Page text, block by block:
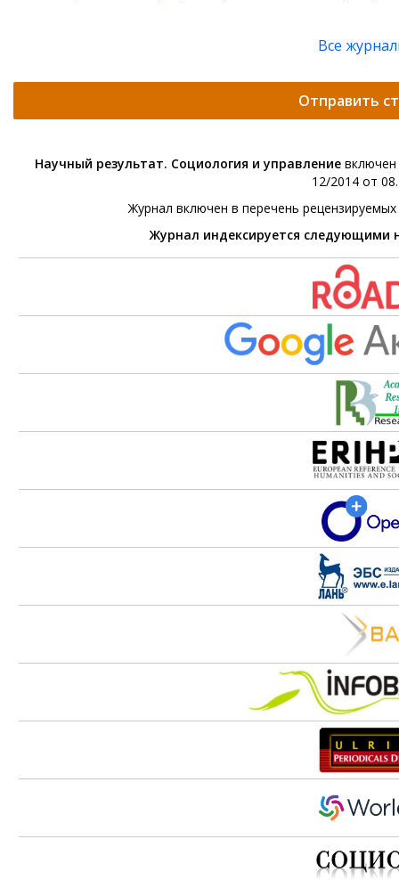
Все
Отправить
Научный результат. Социология и управление
12/2014 от
Журнал включен в перечень
Журнал индексируется